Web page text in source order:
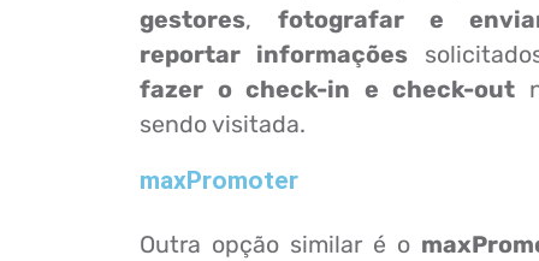
gestores, fotografar e
reportar informações
fazer o check-in e check-out
sendo visitada.
maxPromoter
Outra opção similar é o